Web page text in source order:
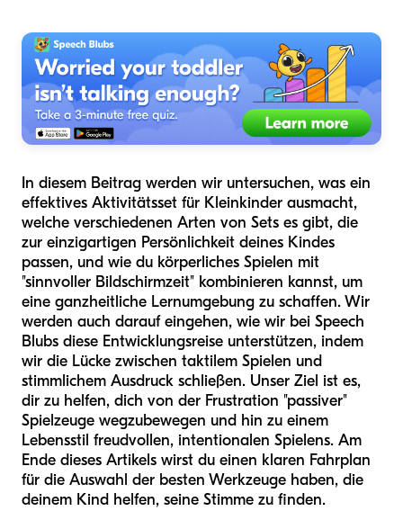
In diesem Beitrag werden wir untersuchen, was ein
effektives Aktivitätsset für Kleinkinder ausmacht,
welche verschiedenen Arten von Sets es gibt, die
zur einzigartigen Persönlichkeit deines Kindes
passen, und wie du körperliches Spielen mit
"sinnvoller Bildschirmzeit" kombinieren kannst, um
eine ganzheitliche Lernumgebung zu schaffen. Wir
werden auch darauf eingehen, wie wir bei Speech
Blubs diese Entwicklungsreise unterstützen, indem
wir die Lücke zwischen taktilem Spielen und
stimmlichem Ausdruck schließen. Unser Ziel ist es,
dir zu helfen, dich von der Frustration "passiver"
Spielzeuge wegzubewegen und hin zu einem
Lebensstil freudvollen, intentionalen Spielens. Am
Ende dieses Artikels wirst du einen klaren Fahrplan
für die Auswahl der besten Werkzeuge haben, die
deinem Kind helfen, seine Stimme zu finden.